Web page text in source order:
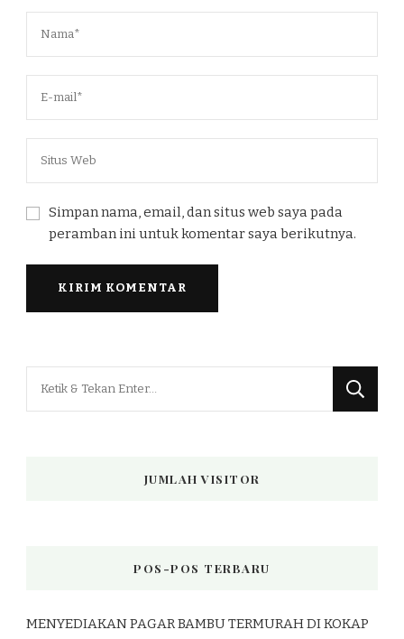
Simpan nama, email, dan situs web saya pada
peramban ini untuk komentar saya berikutnya.
Mencari
JUMLAH VISITOR
POS-POS TERBARU
MENYEDIAKAN PAGAR BAMBU TERMURAH DI KOKAP